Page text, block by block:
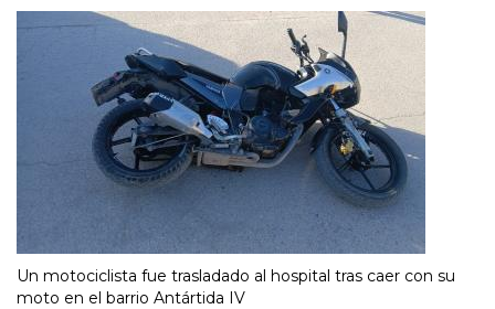
Un motociclista fue trasladado al hospital tras caer con su
moto en el barrio Antártida IV